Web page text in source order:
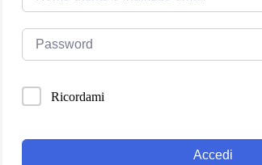
Ricordami
Accedi